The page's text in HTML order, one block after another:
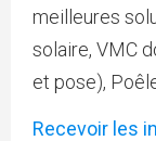
meilleures
solaire, VMC
et pose),
Recevoir les